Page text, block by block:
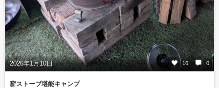
2026年1月10日 16 0
薪ストーブ堪能キャンプ